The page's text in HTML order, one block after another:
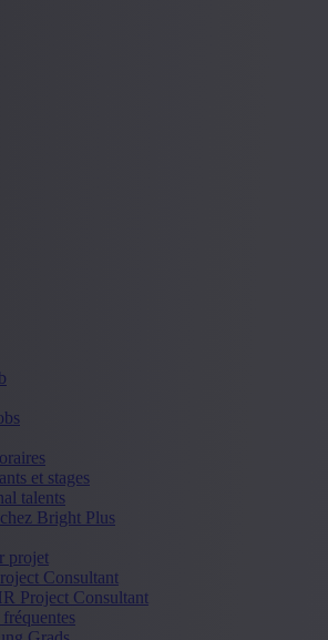
et stages
talents
Bright Plus
projet
Consultant
Project Consultant